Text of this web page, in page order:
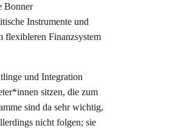
Bonner
Instrumente und
flexibleren Finanzsystem
und Integration
sitzen, die zum
sind da sehr wichtig,
nicht folgen; sie